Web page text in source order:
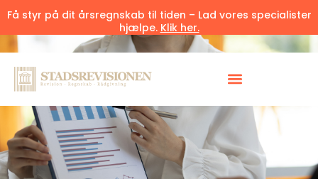
Få styr på dit årsregnskab til tiden – Lad vores specialister
hjælpe. Klik her.